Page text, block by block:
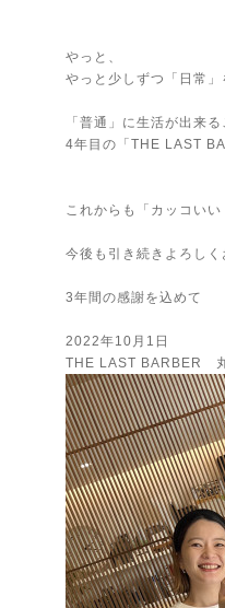
やっと、
やっと少しずつ「日常」
「普通」に生活が出来
4年目の「THE LAST
これからも「カッコい
今後も引き続きよろしく
3年間の感謝を込めて
2022年10月1日
THE LAST BARBER